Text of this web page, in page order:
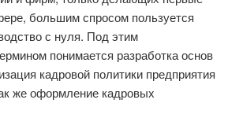
большим спросом пользуется
с нуля. Под этим
понимается разработка основ
кадровой политики предприятия
же оформление кадровых